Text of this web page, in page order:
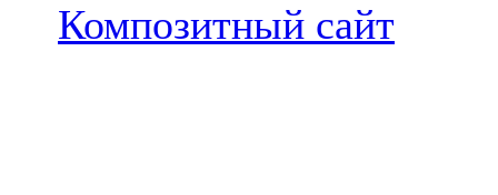
Композитный сайт